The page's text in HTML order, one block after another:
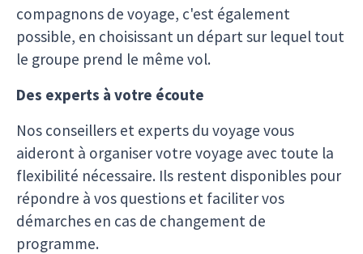
compagnons de voyage, c'est également
possible, en choisissant un départ sur lequel tout
le groupe prend le même vol.
Des experts à votre écoute
Nos conseillers et experts du voyage vous
aideront à organiser votre voyage avec toute la
flexibilité nécessaire. Ils restent disponibles pour
répondre à vos questions et faciliter vos
démarches en cas de changement de
programme.